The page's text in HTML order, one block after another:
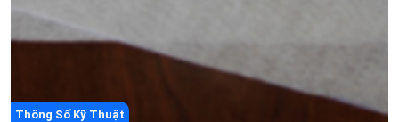
Thông Số Kỹ Thuật